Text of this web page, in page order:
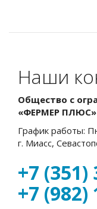
Наши
Общество с
«ФЕРМЕР ПЛЮС»
График работы:
г. Миасс,
+7 (351)
+7 (982)